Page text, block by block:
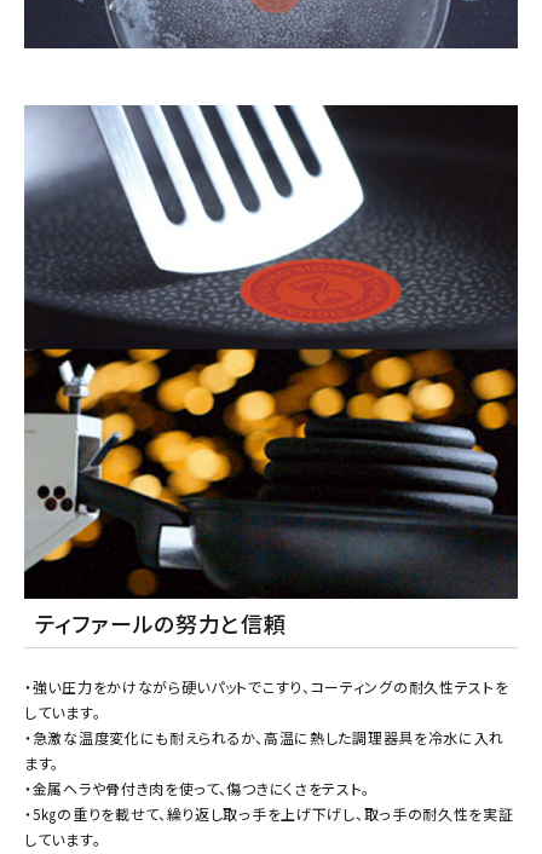
ティファールの努力と信頼
・強い圧力をかけながら硬いパットでこすり、コーティングの耐久性テストを
しています。
・急激な温度変化にも耐えられるか、高温に熱した調理器具を冷水に入れ
ます。
・金属ヘラや骨付き肉を使って、傷つきにくさをテスト。
・5㎏の重りを載せて、繰り返し取っ手を上げ下げし、取っ手の耐久性を実証
しています。